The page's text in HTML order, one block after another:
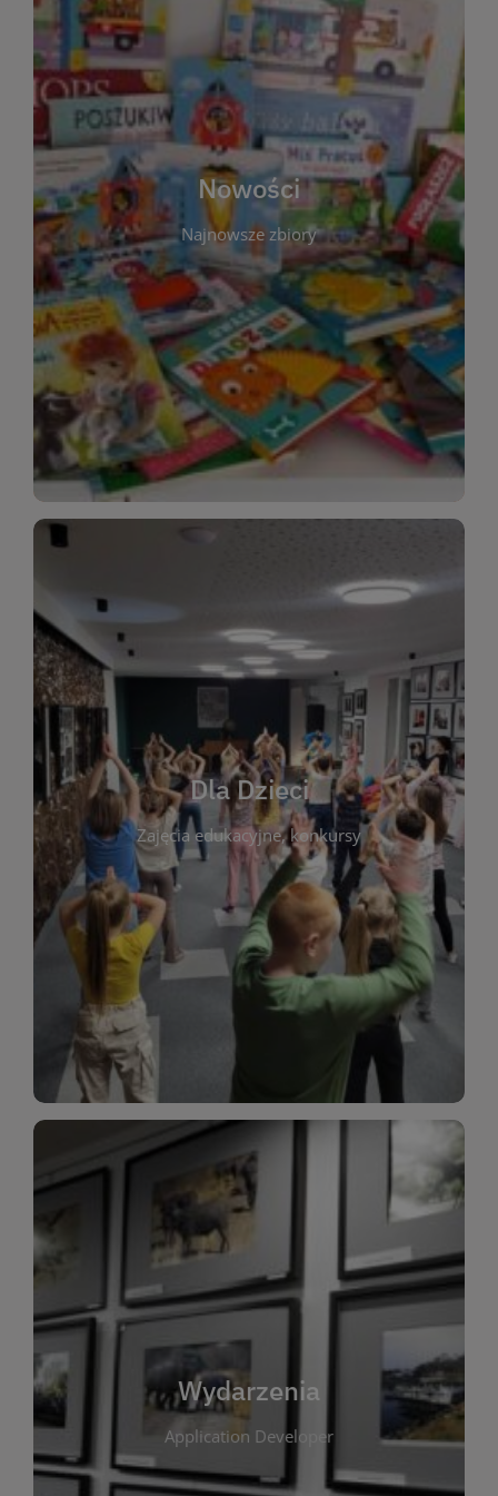
Nowości
Najnowsze zbiory
W tej sekcji prezentujemy najnowsze książki,
audiobooki oraz filmy, które właśnie trafiły do
zbiorów Miejskiej Biblioteki Publicznej w
Starachowicach. Regularnie aktualizujemy listę,
aby Czytelnicy mogli na bieżąco odkrywać świeże
tytuły i najciekawsze premiery wydawnicze. Każda
pozycja opatrzona jest krótkim opisem i
informacją o dostępności w katalogu. Zachęcamy
do częstych odwiedzin – nowości pojawiają się
niemal każdego tygodnia! Dzięki tej zakładce
zawsze będziesz wiedzieć, co warto przeczytać
jako pierwsze.
WIĘCEJ
Dla Dzieci
Zajęcia edukacyjne, konkursy
Dla Dzieci
To miejsce stworzone z myślą o najmłodszych
czytelnikach i ich rodzicach. Znajdziesz tu
informacje o zajęciach edukacyjnych, konkursach
plastycznych i spotkaniach z autorami książek dla
dzieci. Biblioteka oferuje bogaty wybór bajek,
opowiadań i lektur szkolnych, a także przyjazny
kącik do wspólnego czytania. Pragniemy
rozbudzać miłość do książek od najmłodszych lat.
Zapraszamy do wspólnej zabawy i odkrywania
świata literatury!
WIĘCEJ
Wydarzenia
Application Developer
Wydarzenia
W tej zakładce publikujemy informacje o
wszystkich wydarzeniach organizowanych przez
bibliotekę. Znajdziesz tu zapowiedzi spotkań
autorskich, warsztatów, prelekcji i zajęć
tematycznych dla różnych grup wiekowych. Każde
wydarzenie ma na celu promowanie kultury
czytelniczej oraz integrację społeczności lokalnej.
Dzięki kalendarzowi wydarzeń możesz łatwo